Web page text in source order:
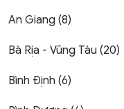
An Giang (8)
Bà Rịa - Vũng Tàu (20)
Bình Định (6)